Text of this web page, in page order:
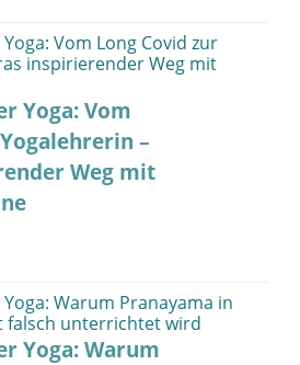
Yoga: Vom
–
Weg mit
Yoga: Warum